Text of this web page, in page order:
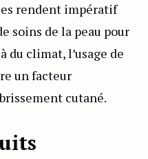
rendent impératif
soins de la peau pour
du climat, l’usage de
un facteur
cutané.